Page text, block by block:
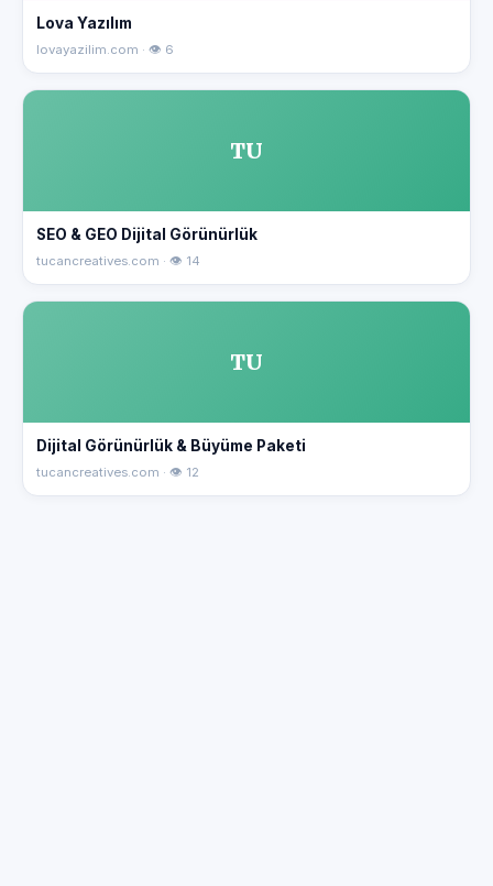
Lova Yazılım
lovayazilim.com · 👁 6
TU
SEO & GEO Dijital Görünürlük
tucancreatives.com · 👁 14
TU
Dijital Görünürlük & Büyüme Paketi
tucancreatives.com · 👁 12